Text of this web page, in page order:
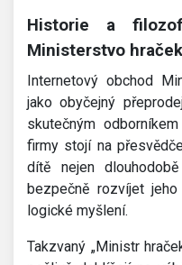
Historie a
Ministerstvo hraček
Internetový obchod
jako obyčejný
skutečným
firmy stojí na
dítě nejen
bezpečně rozvíjet
logické myšlení.
Takzvaný „Ministr